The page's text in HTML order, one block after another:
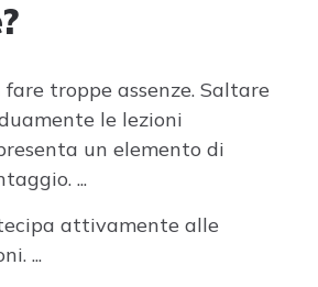
fare troppe assenze. Saltare
le lezioni
un elemento di
...
attivamente alle
...